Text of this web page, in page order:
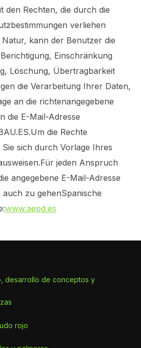
den Rechten, die durch die
verliehen
kann der Benutzer die
Einschränkung
Löschung, Übertragbarkeit
die Verarbeitung Ihrer Daten,
an die richtenangegebene
die E-Mail-Adresse
die Rechte
sich durch Vorlage Ihres
jeden Anspruch
angegebene E-Mail-Adresse
zu gehenSpanische
www.aepd.es
desarrollo de conceptos y
rojo